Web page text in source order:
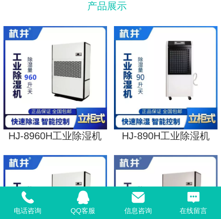
产品展示
HJ-8960H工业除湿机 HJ-890H工业除湿机
电话咨询 QQ客服 信息咨询 在线留言